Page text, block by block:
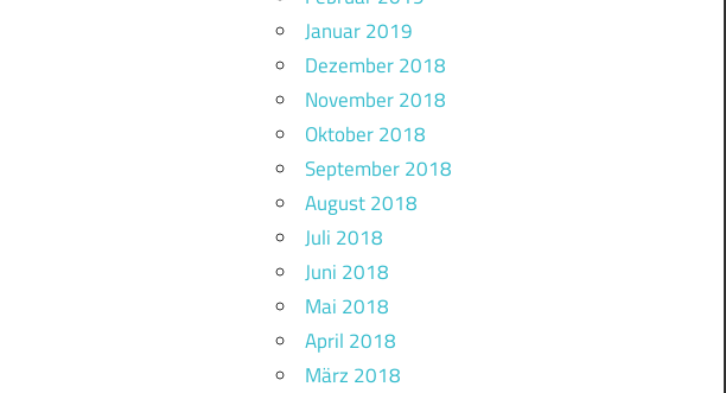
Januar 2019
Dezember 2018
November 2018
Oktober 2018
September 2018
August 2018
Juli 2018
Juni 2018
Mai 2018
April 2018
März 2018